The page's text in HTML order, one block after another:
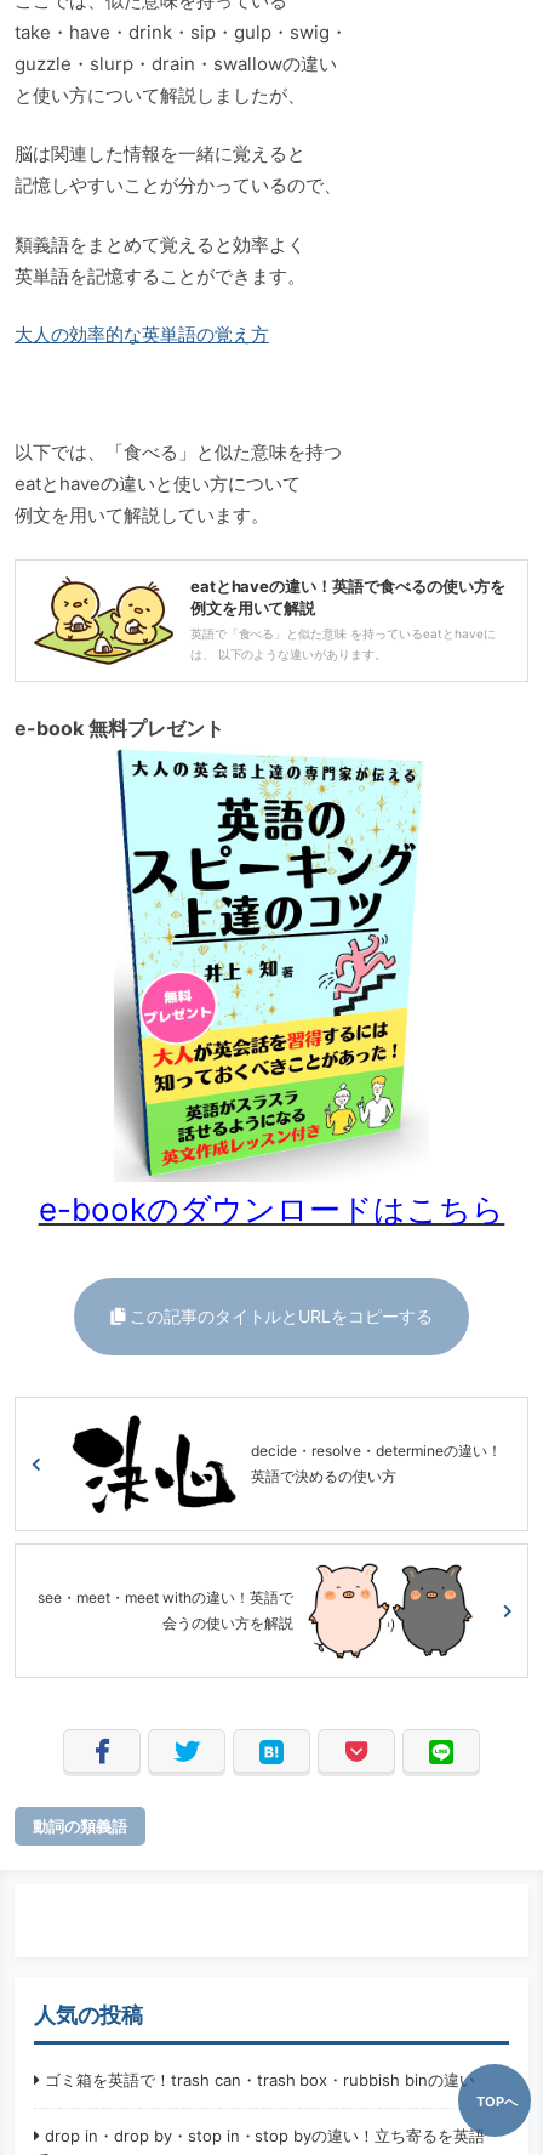
take・have・drink・sip・gulp・swig・
guzzle・slurp・drain・swallowの違い
と使い方について解説しましたが、
脳は関連した情報を一緒に覚えると
記憶しやすいことが分かっているので、
類義語をまとめて覚えると効率よく
英単語を記憶することができます。
大人の効率的な英単語の覚え方
以下では、「食べる」と似た意味を持つ
eatとhaveの違いと使い方について
例文を用いて解説しています。
eatとhaveの違い！英語で食べるの使い方を
例文を用いて解説
英語で「食べる」と似た意味 を持っているeatとhaveに
は、 以下のような違いがあります。
e-book 無料プレゼント
e-bookのダウンロードはこちら
この記事のタイトルとURLをコピーする
decide・resolve・determineの違い！
英語で決めるの使い方
see・meet・meet withの違い！英語で
会うの使い方を解説
動詞の類義語
人気の投稿
ゴミ箱を英語で！trash can・trash box・rubbish binの違い
drop in・drop by・stop in・stop byの違い！立ち寄るを英語
TOPへ